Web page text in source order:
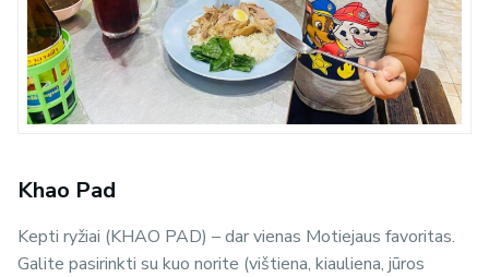
Khao Pad
Kepti ryžiai (KHAO PAD) – dar vienas Motiejaus favoritas.
Galite pasirinkti su kuo norite (vištiena, kiauliena, jūros